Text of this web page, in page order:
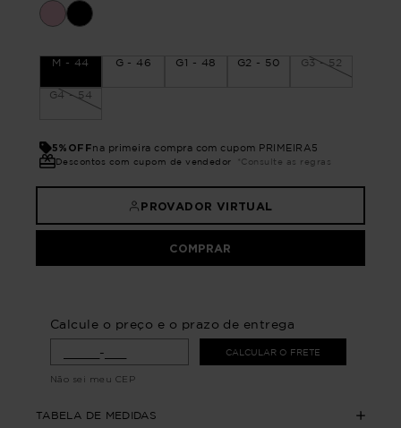
M - 44 G - 46 G1 - 48 G2 - 50 G3 - 52
G4 - 54
5%OFFna primeira compra com cupom PRIMEIRA5
Descontos com cupom de vendedor *Consulte as regras
PROVADOR VIRTUAL
COMPRAR
Calcule o preço e o prazo de entrega
CALCULAR O FRETE
Não sei meu CEP
TABELA DE MEDIDAS